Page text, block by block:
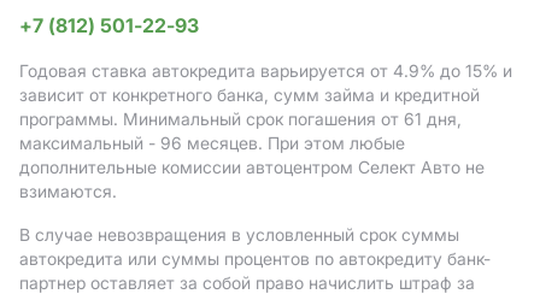
+7 (812) 501-22-93
Годовая ставка автокредита варьируется от 4.9% до 15% и
зависит от конкретного банка, сумм займа и кредитной
программы. Минимальный срок погашения от 61 дня,
максимальный - 96 месяцев. При этом любые
дополнительные комиссии автоцентром Селект Авто не
взимаются.
В случае невозвращения в условленный срок суммы
автокредита или суммы процентов по автокредиту банк-
партнер оставляет за собой право начислить штраф за